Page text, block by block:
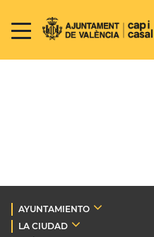
AYUNTAMIENTO
LA CIUDAD